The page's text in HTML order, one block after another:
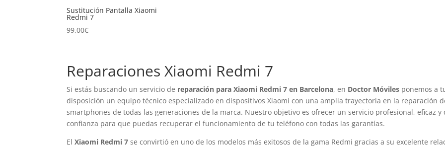
Sustitución Pantalla Xiaomi
Redmi 7
99,00€
Reparaciones Xiaomi Redmi 7
Si estás buscando un servicio de reparación para Xiaomi Redmi 7 en Barcelona, en Doctor Móviles ponemos a
disposición un equipo técnico especializado en dispositivos Xiaomi con una amplia trayectoria en la reparación
smartphones de todas las generaciones de la marca. Nuestro objetivo es ofrecer un servicio profesional, eficaz y
confianza para que puedas recuperar el funcionamiento de tu teléfono con todas las garantías.
ElXiaomi Redmi 7 se convirtió en uno de los modelos más exitosos de la gama Redmi gracias a su excelente